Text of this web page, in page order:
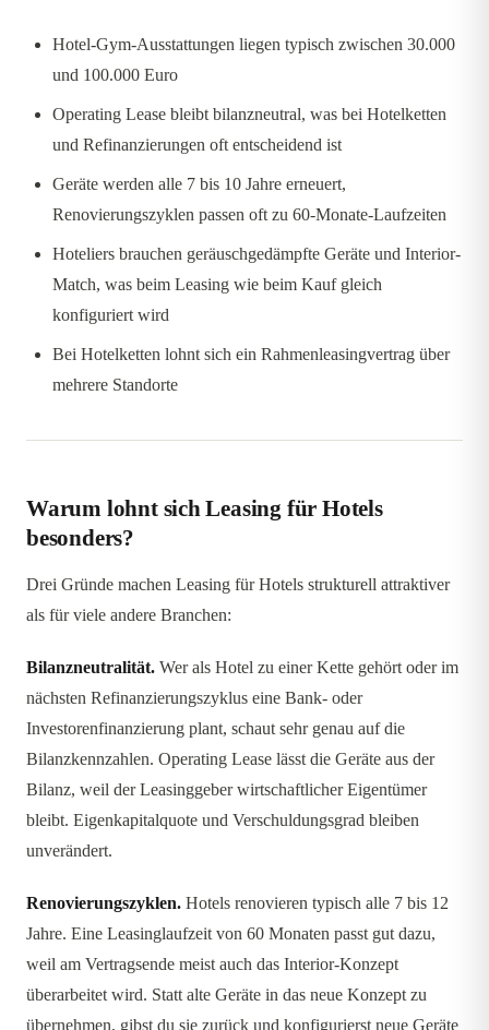
Hotel-Gym-Ausstattungen liegen typisch zwischen 30.000
und 100.000 Euro
Operating Lease bleibt bilanzneutral, was bei Hotelketten
und Refinanzierungen oft entscheidend ist
Geräte werden alle 7 bis 10 Jahre erneuert,
Renovierungszyklen passen oft zu 60-Monate-Laufzeiten
Hoteliers brauchen geräuschgedämpfte Geräte und Interior-
Match, was beim Leasing wie beim Kauf gleich
konfiguriert wird
Bei Hotelketten lohnt sich ein Rahmenleasingvertrag über
mehrere Standorte
Warum lohnt sich Leasing für Hotels
besonders?
Drei Gründe machen Leasing für Hotels strukturell attraktiver
als für viele andere Branchen:
Bilanzneutralität. Wer als Hotel zu einer Kette gehört oder im
nächsten Refinanzierungszyklus eine Bank- oder
Investorenfinanzierung plant, schaut sehr genau auf die
Bilanzkennzahlen. Operating Lease lässt die Geräte aus der
Bilanz, weil der Leasinggeber wirtschaftlicher Eigentümer
bleibt. Eigenkapitalquote und Verschuldungsgrad bleiben
unverändert.
Renovierungszyklen. Hotels renovieren typisch alle 7 bis 12
Jahre. Eine Leasinglaufzeit von 60 Monaten passt gut dazu,
weil am Vertragsende meist auch das Interior-Konzept
überarbeitet wird. Statt alte Geräte in das neue Konzept zu
übernehmen, gibst du sie zurück und konfigurierst neue Geräte